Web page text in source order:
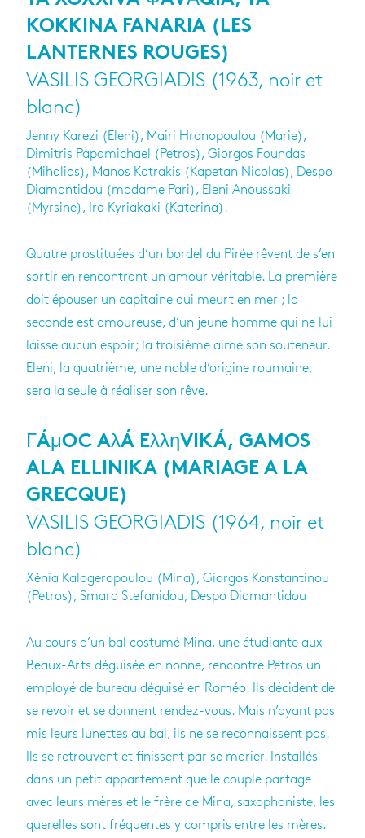
KOKKINA FANARIA (LES
LANTERNES ROUGES)
VASILIS GEORGIADIS (1963, noir et
blanc)
Jenny Karezi (Eleni), Mairi Hronopoulou (Marie),
Dimitris Papamichael (Petros), Giorgos Foundas
(Mihalios), Manos Katrakis (Kapetan Nicolas), Despo
Diamantidou (madame Pari), Eleni Anoussaki
(Myrsine), Iro Kyriakaki (Katerina).
Quatre pros­ti­tuées d’un bor­del du Pirée rêvent de s’en
sor­tir en ren­con­trant un amour véri­table. La pre­mière
doit épou­ser un capi­taine qui meurt en mer ; la
seconde est amou­reuse, d’un jeune homme qui ne lui
laisse aucun espoir; la troi­sième aime son sou­te­neur.
Eleni, la qua­trième, une noble d’ori­gine rou­maine,
sera la seule à réa­li­ser son rêve.
ΓÁμOC AλÁ EλληVIKÁ, GAMOS
ALA ELLINIKA (MARIAGE A LA
GRECQUE)
VASILIS GEORGIADIS (1964, noir et
blanc)
Xénia Kalogeropoulou (Mina), Giorgos Konstantinou
(Petros), Smaro Stefanidou, Despo Diamantidou
Au cours d’un bal cos­tumé Mina, une étu­diante aux
Beaux-Arts dégui­sée en nonne, ren­contre Petros un
employé de bureau déguisé en Roméo. Ils décident de
se revoir et se donnent ren­dez-vous. Mais n’ayant pas
mis leurs lunettes au bal, ils ne se recon­naissent pas.
Ils se retrouvent et finissent par se marier. Ins­tal­lés
dans un petit appar­te­ment que le couple par­tage
avec leurs mères et le frère de Mina, saxo­pho­niste, les
que­relles sont fré­quentes y com­pris entre les mères.